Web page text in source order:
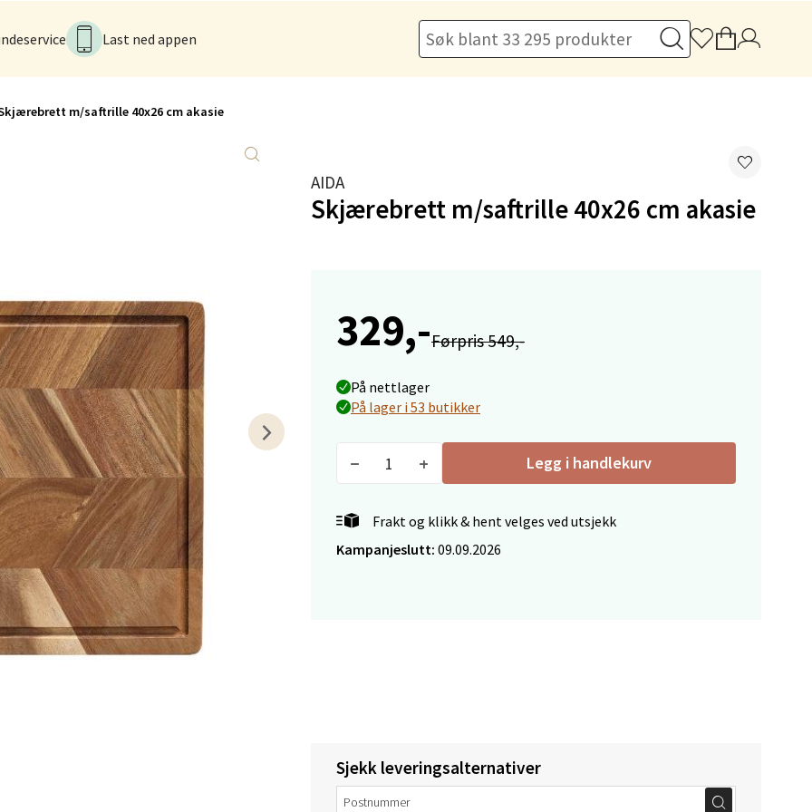
Last ned appen
m/saftrille 40x26 cm akasie
AIDA
Skjærebrett m/saftrille 40x26 cm akasie
329,-Førpris 549,-
På nettlager
På lager i 53 butikker
Legg i handlekurv
Frakt og klikk & hent velges ved utsjekk
Kampanjeslutt: 09.09.2026
Sjekk leveringsalternativer
og Sandnes - Kilden Senter
10-20
- Thon Senter Lagunen
1, 5239 Bergen
10-21
Velg
- Markens
markensgate 25B, 4611 Kristiansand
09-18
Velg